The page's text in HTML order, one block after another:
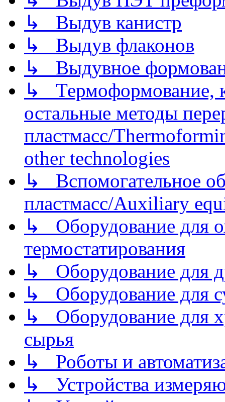
↳ Выдув канистр
↳ Выдув флаконов
↳ Выдувное
↳ Термоформование,
остальные методы
пластмасс/
other technologies
↳ Вспомогательное
пластмасс/Auxiliary
↳ Оборудование для
термостатирования
↳ Оборудование для
↳ Оборудование для
↳ Оборудование для
сырья
↳ Роботы и
↳ Устройства